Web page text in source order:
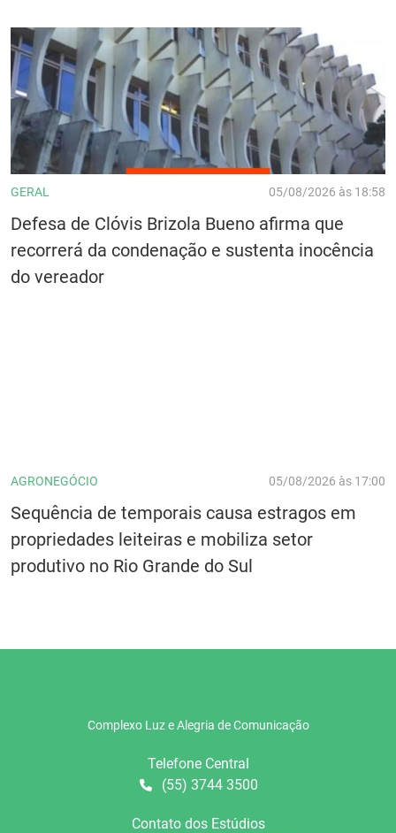
GERAL 05/08/2026 às 18:58
Defesa de Clóvis Brizola Bueno afirma que
recorrerá da condenação e sustenta inocência
do vereador
AGRONEGÓCIO 05/08/2026 às 17:00
Sequência de temporais causa estragos em
propriedades leiteiras e mobiliza setor
produtivo no Rio Grande do Sul
Complexo Luz e Alegria de Comunicação
Telefone Central
(55) 3744 3500
Contato dos Estúdios